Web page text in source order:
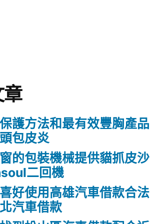
護方法和最有效豐胸產品
包皮炎
的包裝機械提供貓抓皮沙
二回機
好使用高雄汽車借款合法
汽車借款